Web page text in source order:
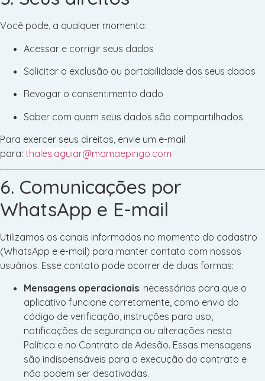
Você pode, a qualquer momento:
Acessar e corrigir seus dados
Solicitar a exclusão ou portabilidade dos seus dados
Revogar o consentimento dado
Saber com quem seus dados são compartilhados
Para exercer seus direitos, envie um e-mail
para: thales.aguiar@mamaepingo.com
6. Comunicações por
WhatsApp e E-mail
Utilizamos os canais informados no momento do cadastro
(WhatsApp e e-mail) para manter contato com nossos
usuários. Esse contato pode ocorrer de duas formas:
Mensagens operacionais: necessárias para que o
aplicativo funcione corretamente, como envio do
código de verificação, instruções para uso,
notificações de segurança ou alterações nesta
Política e no Contrato de Adesão. Essas mensagens
são indispensáveis para a execução do contrato e
não podem ser desativadas.